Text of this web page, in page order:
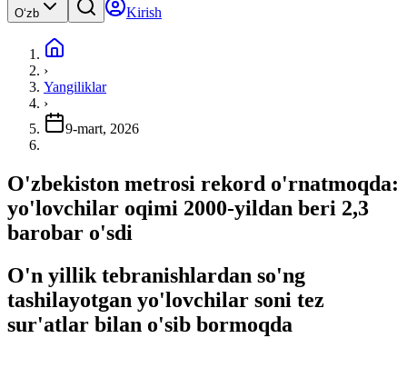
Oʻzb Kirish
›
Yangiliklar
›
9-mart, 2026
O'zbekiston metrosi rekord o'rnatmoqda:
yo'lovchilar oqimi 2000-yildan beri 2,3
barobar o'sdi
O'n yillik tebranishlardan so'ng
tashilayotgan yo'lovchilar soni tez
sur'atlar bilan o'sib bormoqda